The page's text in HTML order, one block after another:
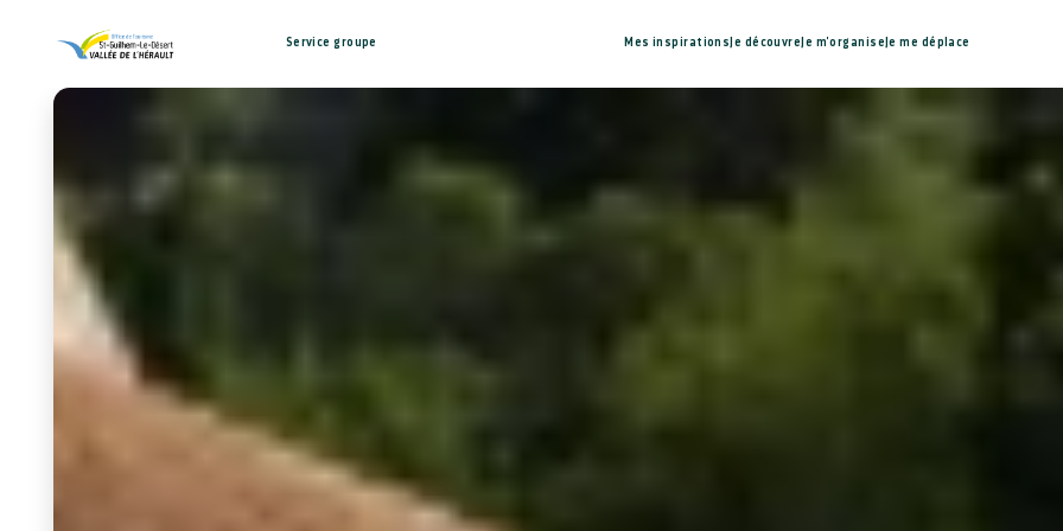
Service groupe Mes inspirations Je découvre Je m'organise Je me déplace